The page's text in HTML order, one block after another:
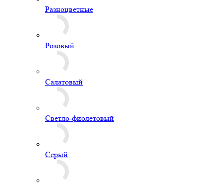
Синий
Сиреневый
Фиолетовый
Черно-белый
Черный